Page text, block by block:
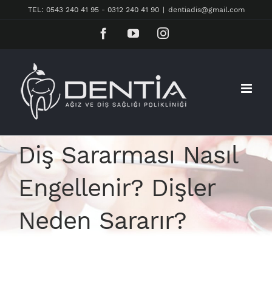
TEL: 0543 240 41 95 - 0312 240 41 90 dentiadis@gmail.com
FacebookYouTubeInstagram
Diş Sararması Nasıl
Engellenir? Dişler
Neden Sararır?